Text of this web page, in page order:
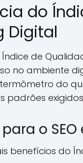
do
Digital
de
no ambiente
do
padrões
o
benefícios do